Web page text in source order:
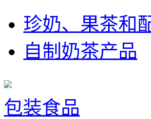
珍奶、果茶和
自制奶茶产品
包装食品